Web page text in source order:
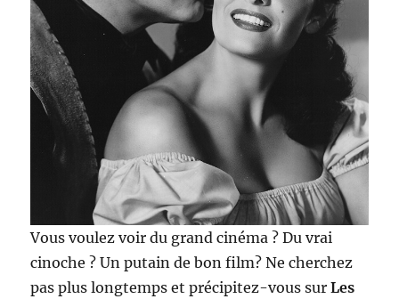
Vous voulez voir du grand cinéma ? Du vrai
cinoche ? Un putain de bon film? Ne cherchez
pas plus longtemps et précipitez-vous surLes